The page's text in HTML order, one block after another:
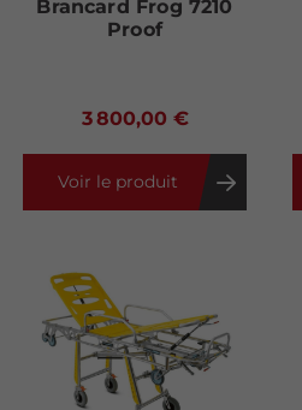
Brancard Frog 7210
Proof
3 800,00 €
Voir le produit